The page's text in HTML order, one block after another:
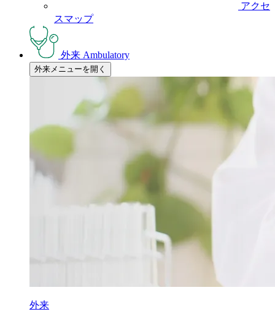
アクセ
スマップ
外来 Ambulatory
外来メニューを開く
外来